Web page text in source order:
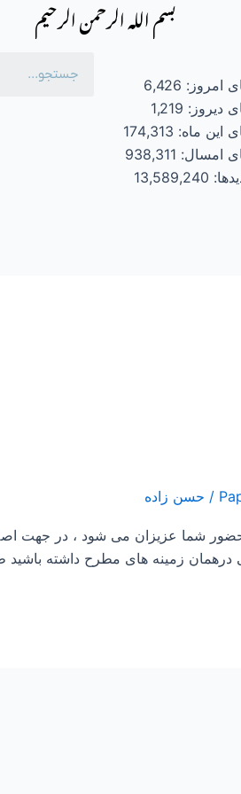
بسم الله الرحمن الرحیم
امروز: 6,426
دیروز: 1,219
این ماه: 174,313
امسال: 938,311
13,589,240
/ حسن زاده
شما عزیزان می شود ، در جهت
زمینه های مطرح داشته باشید